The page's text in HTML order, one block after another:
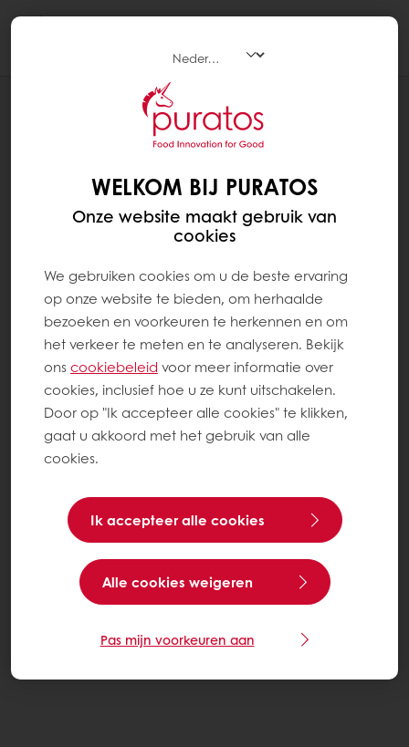
INGREDIËNTEN VOOR PATISSERIECREATIES
OPÉRA
WELKOM BIJ PURATOS
Onze website maakt gebruik van
cookies
We gebruiken cookies om u de beste ervaring
op onze website te bieden, om herhaalde
bezoeken en voorkeuren te herkennen en om
het verkeer te meten en te analyseren. Bekijk
ons ​​cookiebeleid voor meer informatie over
cookies, inclusief hoe u ze kunt uitschakelen.
Door op "Ik accepteer alle cookies" te klikken,
gaat u akkoord met het gebruik van alle
cookies.
Ik accepteer alle cookies
Alle cookies weigeren
Pas mijn voorkeuren aan